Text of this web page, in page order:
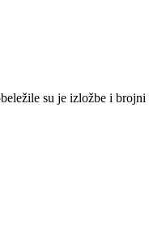
su je izložbe i brojni